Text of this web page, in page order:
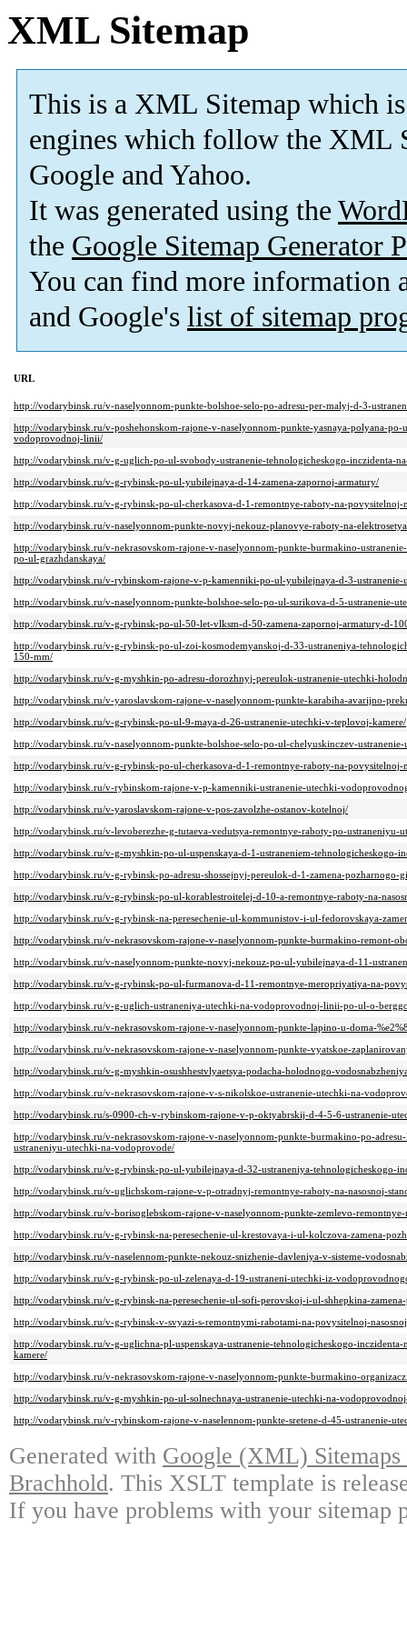
XML Sitemap
This is a XML Sitemap which is
engines which follow the XML
Google and Yahoo.
It was generated using the
the Google Sitemap Generator
You can find more information
and Google's list of sitemap
URL
http://vodarybinsk.ru/v-naselyonnom-punkte-bolshoe-selo-po-adresu-per-malyj-d-3-
http://vodarybinsk.ru/v-poshehonskom-rajone-v-naselyonnom-punkte-yasnaya-polyana-
vodoprovodnoj-linii/
http://vodarybinsk.ru/v-g-uglich-po-ul-svobody-ustranenie-tehnologicheskogo-inczidenta-
http://vodarybinsk.ru/v-g-rybinsk-po-ul-yubilejnaya-d-14-zamena-zapornoj-armatury/
http://vodarybinsk.ru/v-g-rybinsk-po-ul-cherkasova-d-1-remontnye-raboty-na-povysitelnoj-
http://vodarybinsk.ru/v-naselyonnom-punkte-novyj-nekouz-planovye-raboty-na-
http://vodarybinsk.ru/v-nekrasovskom-rajone-v-naselyonnom-punkte-burmakino-
po-ul-grazhdanskaya/
http://vodarybinsk.ru/v-rybinskom-rajone-v-p-kamenniki-po-ul-yubilejnaya-d-3-
http://vodarybinsk.ru/v-naselyonnom-punkte-bolshoe-selo-po-ul-surikova-d-5-ustranenie-
http://vodarybinsk.ru/v-g-rybinsk-po-ul-50-let-vlksm-d-50-zamena-zapornoj-armatury-d-
http://vodarybinsk.ru/v-g-rybinsk-po-ul-zoi-kosmodemyanskoj-d-33-ustraneniya-
150-mm/
http://vodarybinsk.ru/v-g-myshkin-po-adresu-dorozhnyj-pereulok-ustranenie-utechki-
http://vodarybinsk.ru/v-yaroslavskom-rajone-v-naselyonnom-punkte-karabiha-avarijno-
http://vodarybinsk.ru/v-g-rybinsk-po-ul-9-maya-d-26-ustranenie-utechki-v-teplovoj-kamere/
http://vodarybinsk.ru/v-naselyonnom-punkte-bolshoe-selo-po-ul-chelyuskinczev-
http://vodarybinsk.ru/v-g-rybinsk-po-ul-cherkasova-d-1-remontnye-raboty-na-povysitelnoj-
http://vodarybinsk.ru/v-rybinskom-rajone-v-p-kamenniki-ustranenie-utechki-
http://vodarybinsk.ru/v-yaroslavskom-rajone-v-pos-zavolzhe-ostanov-kotelnoj/
http://vodarybinsk.ru/v-levoberezhe-g-tutaeva-vedutsya-remontnye-raboty-po-ustraneniyu-
http://vodarybinsk.ru/v-g-myshkin-po-ul-uspenskaya-d-1-ustraneniem-tehnologicheskogo-
http://vodarybinsk.ru/v-g-rybinsk-po-adresu-shossejnyj-pereulok-d-1-zamena-pozharnogo-
http://vodarybinsk.ru/v-g-rybinsk-po-ul-korablestroitelej-d-10-a-remontnye-raboty-na-
http://vodarybinsk.ru/v-g-rybinsk-na-peresechenie-ul-kommunistov-i-ul-fedorovskaya-
http://vodarybinsk.ru/v-nekrasovskom-rajone-v-naselyonnom-punkte-burmakino-remont-
http://vodarybinsk.ru/v-naselyonnom-punkte-novyj-nekouz-po-ul-yubilejnaya-d-11-
http://vodarybinsk.ru/v-g-rybinsk-po-ul-furmanova-d-11-remontnye-meropriyatiya-na-
http://vodarybinsk.ru/v-g-uglich-ustraneniya-utechki-na-vodoprovodnoj-linii-po-ul-o-
http://vodarybinsk.ru/v-nekrasovskom-rajone-v-naselyonnom-punkte-lapino-u-doma-
http://vodarybinsk.ru/v-nekrasovskom-rajone-v-naselyonnom-punkte-vyatskoe-
http://vodarybinsk.ru/v-g-myshkin-osushhestvlyaetsya-podacha-holodnogo-
http://vodarybinsk.ru/v-nekrasovskom-rajone-v-s-nikolskoe-ustranenie-utechki-na-
http://vodarybinsk.ru/s-0900-ch-v-rybinskom-rajone-v-p-oktyabrskij-d-4-5-6-ustranenie-
http://vodarybinsk.ru/v-nekrasovskom-rajone-v-naselyonnom-punkte-burmakino-po-
ustraneniyu-utechki-na-vodoprovode/
http://vodarybinsk.ru/v-g-rybinsk-po-ul-yubilejnaya-d-32-ustraneniya-tehnologicheskogo-
http://vodarybinsk.ru/v-uglichskom-rajone-v-p-otradnyj-remontnye-raboty-na-nasosnoj-
http://vodarybinsk.ru/v-borisoglebskom-rajone-v-naselyonnom-punkte-zemlevo-remontnye-
http://vodarybinsk.ru/v-g-rybinsk-na-peresechenie-ul-krestovaya-i-ul-kolczova-zamena-
http://vodarybinsk.ru/v-naselennom-punkte-nekouz-snizhenie-davleniya-v-sisteme-
http://vodarybinsk.ru/v-g-rybinsk-po-ul-zelenaya-d-19-ustraneni-utechki-iz-
http://vodarybinsk.ru/v-g-rybinsk-na-peresechenie-ul-sofi-perovskoj-i-ul-shhepkina-
http://vodarybinsk.ru/v-g-rybinsk-v-svyazi-s-remontnymi-rabotami-na-povysitelnoj-
http://vodarybinsk.ru/v-g-uglichna-pl-uspenskaya-ustranenie-tehnologicheskogo-
kamere/
http://vodarybinsk.ru/v-nekrasovskom-rajone-v-naselyonnom-punkte-burmakino-
http://vodarybinsk.ru/v-g-myshkin-po-ul-solnechnaya-ustranenie-utechki-na-
http://vodarybinsk.ru/v-rybinskom-rajone-v-naselennom-punkte-sretene-d-45-ustranenie-
Generated with Google (XML)
Brachhold. This XSLT template is
If you have problems with your sitemap